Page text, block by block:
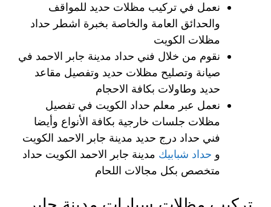
نعمل في تركيب مظلات حديد للمواقف
والحدائق العامة والخاصة بخبرة اشطر حداد
مظلات الكويت
نقوم من خلال فني حداد مدينة جابر الاحمد في
صيانة وتصليح مظلات حديد وتفصيل مقاعد
حديد وطاولات بكافة الاحجام
نعمل عبر معلم حداد الكويت في تفصيل
مظلات جلسات خارجية بكافة الأنواع وأيضا
فني حداد درج حديد مدينة جابر الاحمد الكويت
و حداد شبابيك مدينة جابر الاحمد الكويت حداد
متخصص بكل مجالات اللحام